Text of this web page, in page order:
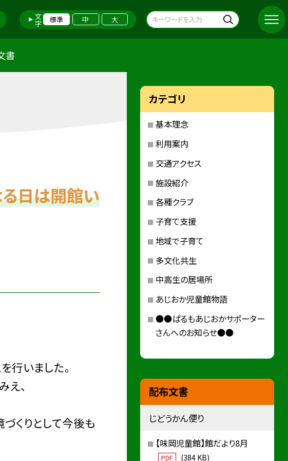
文字 標準 中 大
書
日は開館い
行いました。
え、
くりとして今後も
カテゴリ
基本理念
利用案内
交通アクセス
施設紹介
各種クラブ
子育て支援
地域で子育て
多文化共生
中高生の居場所
あじおか児童館物語
●●ぱるもあじおかサポーター
さんへのお知らせ●●
配布文書
じどうかん便り
【味岡児童館】館だより8月
PDF (384 KB)